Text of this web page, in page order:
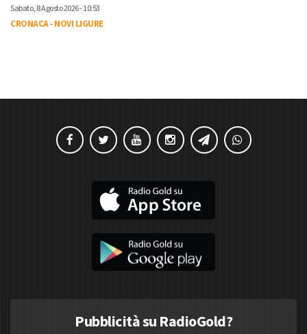
Sabato, 8 Agosto 2026 - 10:53
CRONACA-NOVI LIGURE
Pubblicità su RadioGold?